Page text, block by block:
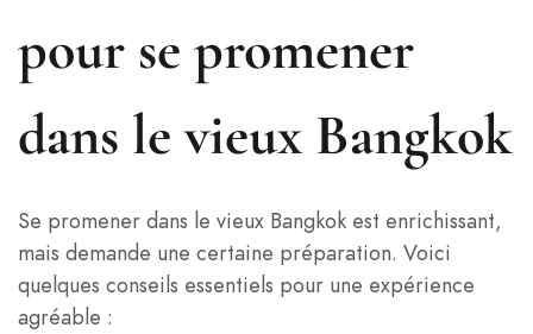
pour se promener
dans le vieux Bangkok
Se promener dans le vieux Bangkok est enrichissant,
mais demande une certaine préparation. Voici
quelques conseils essentiels pour une expérience
agréable :